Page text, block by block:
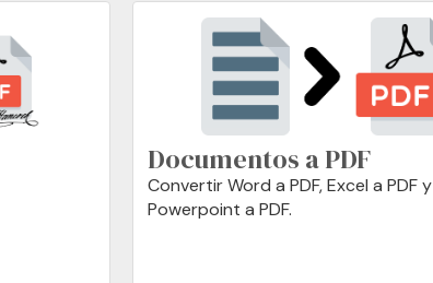
Documentos a PDF
Convertir Word a PDF, Excel a PDF y
Powerpoint a PDF.